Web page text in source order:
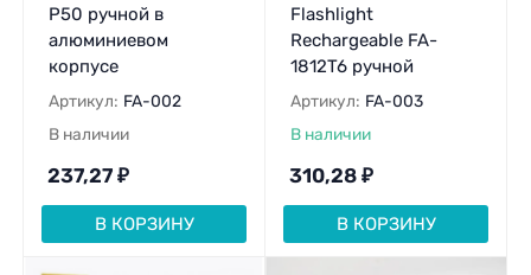
P50 ручной в
алюминиевом
корпусе
Артикул: FA-002
В наличии
237,27 ₽
В КОРЗИНУ
Flashlight
Rechargeable FA-
1812T6 ручной
Артикул: FA-003
В наличии
310,28 ₽
В КОРЗИНУ